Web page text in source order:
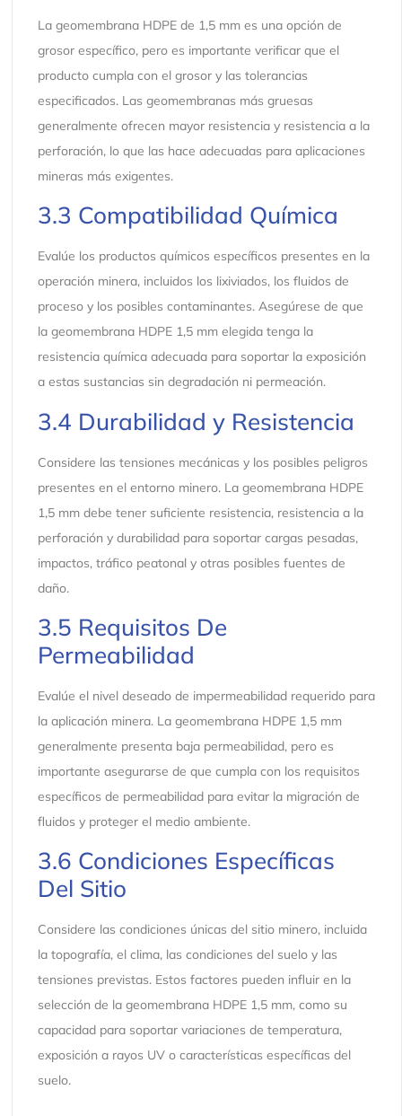
La geomembrana HDPE de 1,5 mm es una opción de
grosor específico, pero es importante verificar que el
producto cumpla con el grosor y las tolerancias
especificados. Las geomembranas más gruesas
generalmente ofrecen mayor resistencia y resistencia a la
perforación, lo que las hace adecuadas para aplicaciones
mineras más exigentes.
3.3 Compatibilidad Química
Evalúe los productos químicos específicos presentes en la
operación minera, incluidos los lixiviados, los fluidos de
proceso y los posibles contaminantes. Asegúrese de que
la geomembrana HDPE 1,5 mm elegida tenga la
resistencia química adecuada para soportar la exposición
a estas sustancias sin degradación ni permeación.
3.4 Durabilidad y Resistencia
Considere las tensiones mecánicas y los posibles peligros
presentes en el entorno minero. La geomembrana HDPE
1,5 mm debe tener suficiente resistencia, resistencia a la
perforación y durabilidad para soportar cargas pesadas,
impactos, tráfico peatonal y otras posibles fuentes de
daño.
3.5 Requisitos De
Permeabilidad
Evalúe el nivel deseado de impermeabilidad requerido para
la aplicación minera. La geomembrana HDPE 1,5 mm
generalmente presenta baja permeabilidad, pero es
importante asegurarse de que cumpla con los requisitos
específicos de permeabilidad para evitar la migración de
fluidos y proteger el medio ambiente.
3.6 Condiciones Específicas
Del Sitio
Considere las condiciones únicas del sitio minero, incluida
la topografía, el clima, las condiciones del suelo y las
tensiones previstas. Estos factores pueden influir en la
selección de la geomembrana HDPE 1,5 mm, como su
capacidad para soportar variaciones de temperatura,
exposición a rayos UV o características específicas del
suelo.